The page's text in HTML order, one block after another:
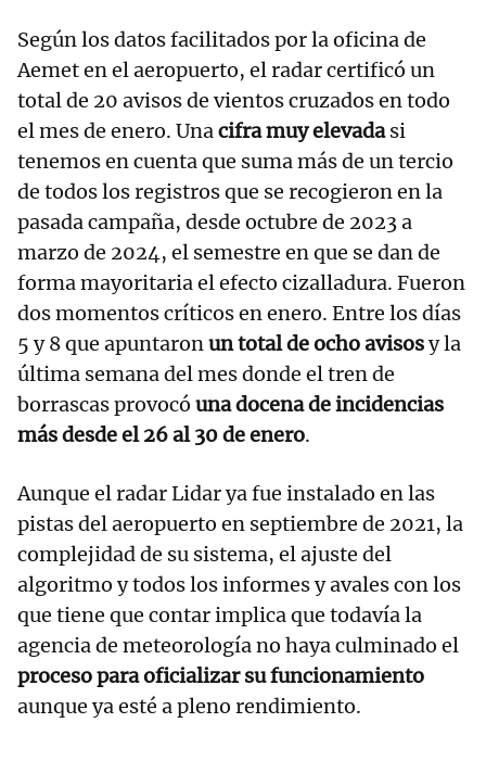
Según los datos facilitados por la oficina de
Aemet en el aeropuerto, el radar certificó un
total de 20 avisos de vientos cruzados en todo
el mes de enero. Unacifra muy elevadasi
tenemos en cuenta que suma más de un tercio
de todos los registros que se recogieron en la
pasada campaña, desde octubre de 2023 a
marzo de 2024, el semestre en que se dan de
forma mayoritaria el efecto cizalladura. Fueron
dos momentos críticos en enero. Entre los días
5 y 8 que apuntaronun total de ocho avisosy la
última semana del mes donde el tren de
borrascas provocó una docena de incidencias
más desde el 26 al 30 de enero.
Aunque el radar Lidar ya fue instalado en las
pistas del aeropuerto en septiembre de 2021, la
complejidad de su sistema, el ajuste del
algoritmo y todos los informes y avales con los
que tiene que contar implica que todavía la
agencia de meteorología no haya culminado el
proceso para oficializar su funcionamiento
aunque ya esté a pleno rendimiento.